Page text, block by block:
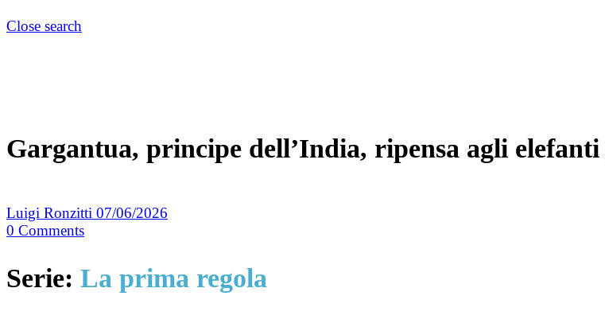
Close search
Gargantua, principe dell’India, ripensa agli
Luigi Ronzitti 07/06/2026
0 Comments
Serie: La prima regola